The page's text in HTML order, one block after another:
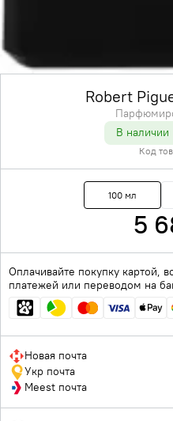
Robert
В наличии
Код
100 мл
5
Оплачивайте покупку картой,
платежей или переводом на
Новая почта
Укр почта
Meest почта